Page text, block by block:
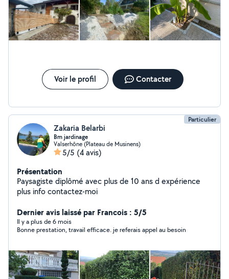
Voir le profil Contacter
Particulier
Zakaria Belarbi
Bm jardinage
Valserhône (Plateau de Musinens)
5/5 (4 avis)
Présentation
Paysagiste diplômé avec plus de 10 ans d expérience
plus info contactez-moi
Dernier avis laissé par Francois : 5/5
Il y a plus de 6 mois
Bonne prestation, travail efficace. je referais appel au besoin